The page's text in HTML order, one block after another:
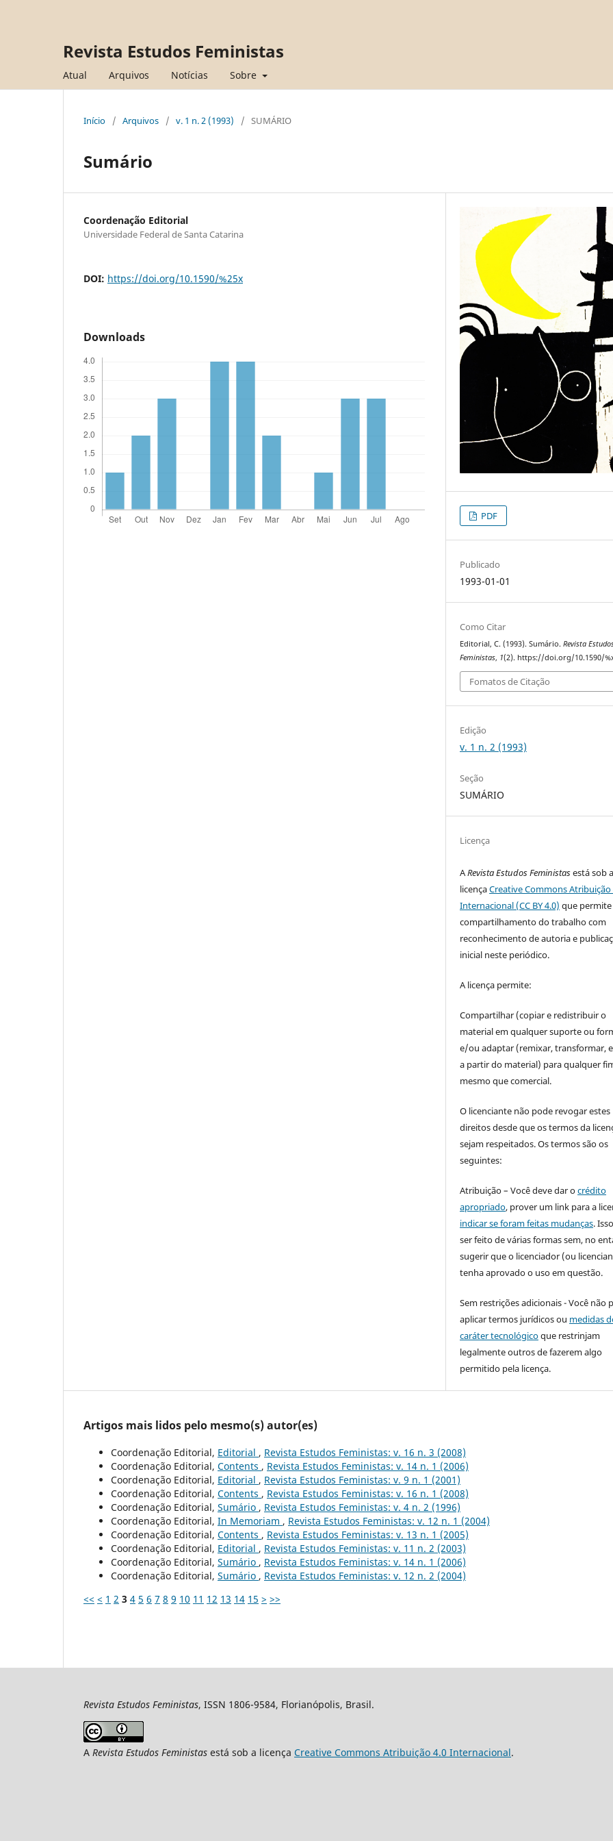
Revista Estudos Feministas
Atual Arquivos Notícias Sobre
Início / Arquivos / v. 1 n. 2 (1993) / SUMÁRIO
Sumário
Coordenação Editorial
Universidade Federal de Santa Catarina
DOI: https://doi.org/10.1590/%25x
Downloads
PDF
Publicado
1993-01-01
Como Citar
Editorial, C. (1993). Sumário.Revista
Feministas, 1(2). https://doi.org/10.1590/
Fomatos de Citação
Edição
v. 1 n. 2 (1993)
Seção
SUMÁRIO
Licença
ARevista Estudos Feministasestá sob a
licençaCreative Commons Atribuição
Internacional (CC BY 4.0) que
compartilhamento do trabalho com
reconhecimento de autoria e
inicial neste periódico.
A licença permite:
Compartilhar (copiar e redistribuir o
material em qualquer suporte ou
e/ou adaptar (remixar, transformar,
a partir do material) para qualquer
mesmo que comercial.
O licenciante não pode revogar estes
direitos desde que os termos da
sejam respeitados. Os termos são os
seguintes:
Atribuição – Você deve dar ocrédito
apropriado, prover um link para a
indicar se foram feitas mudanças.
ser feito de várias formas sem, no
sugerir que o licenciador (ou
tenha aprovado o uso em questão.
Sem restrições adicionais - Você não
aplicar termos jurídicos ou medidas
caráter tecnológicoque restrinjam
legalmente outros de fazerem algo
permitido pela licença.
Artigos mais lidos pelo mesmo(s) autor(es)
Coordenação Editorial, Editorial , Revista Estudos Feministas: v. 16 n. 3 (2008)
Coordenação Editorial, Contents , Revista Estudos Feministas: v. 14 n. 1 (2006)
Coordenação Editorial, Editorial , Revista Estudos Feministas: v. 9 n. 1 (2001)
Coordenação Editorial, Contents , Revista Estudos Feministas: v. 16 n. 1 (2008)
Coordenação Editorial, Sumário , Revista Estudos Feministas: v. 4 n. 2 (1996)
Coordenação Editorial, In Memoriam , Revista Estudos Feministas: v. 12 n. 1 (2004)
Coordenação Editorial, Contents , Revista Estudos Feministas: v. 13 n. 1 (2005)
Coordenação Editorial, Editorial , Revista Estudos Feministas: v. 11 n. 2 (2003)
Coordenação Editorial, Sumário , Revista Estudos Feministas: v. 14 n. 1 (2006)
Coordenação Editorial, Sumário , Revista Estudos Feministas: v. 12 n. 2 (2004)
<< < 1 2 3 4 5 6 7 8 9 10 11 12 13 14 15 > >>
Revista Estudos Feministas, ISSN 1806-9584, Florianópolis, Brasil.
A Revista Estudos Feministas está sob a licença Creative Commons Atribuição 4.0 Internacional.